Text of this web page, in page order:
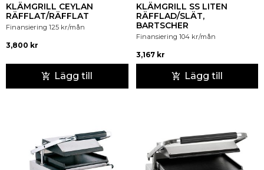
KLÄMGRILL CEYLAN
RÄFFLAT/RÄFFLAT
Finansiering 125 kr/mån
3,800 kr
Lägg till
KLÄMGRILL SS LITEN
RÄFFLAD/SLÄT,
BARTSCHER
Finansiering 104 kr/mån
3,167 kr
Lägg till